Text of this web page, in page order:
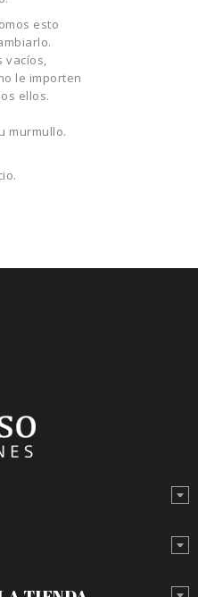
esto
vacíos,
le importen
ellos.
murmullo.